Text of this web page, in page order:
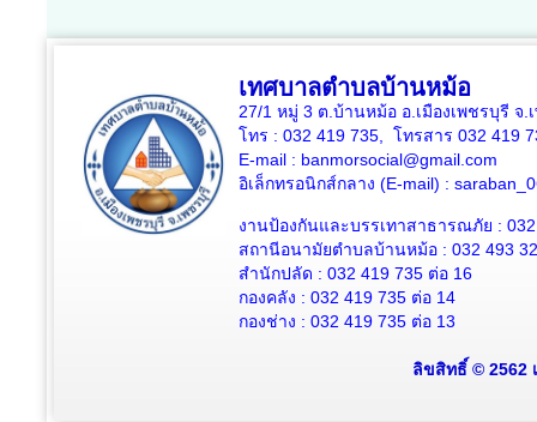
เทศบาลตำบลบ้านหม้อ
27/1 หมู่ 3 ต.บ้านหม้อ อ.เมืองเพชรบุรี จ.
โทร : 032 419 735, โทรสาร 032 419
E-mail : banmorsocial@gmail.com
อิเล็กทรอนิกส์กลาง (E-mail) :
งานป้องกันและบรรเทาสาธารณภัย :
สถานีอนามัยตำบลบ้านหม้อ : 032 493
สำนักปลัด : 032 419 735 ต่อ 16
กองคลัง : 032 419 735 ต่อ 14
กองช่าง : 032 419 735 ต่อ 13
ลิขสิทธิ์ © 2562